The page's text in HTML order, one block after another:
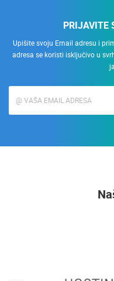
PRIJAVITE
Upišite svoju Email adresu i
adresa se koristi isključivo u